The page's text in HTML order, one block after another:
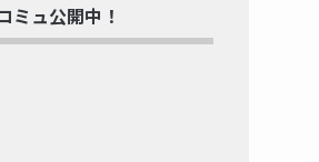
ミュ公開中！